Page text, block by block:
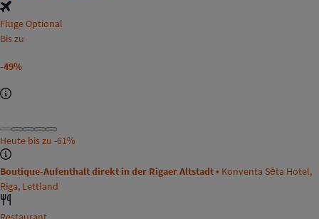
Flüge Optional
Bis zu
-49%
Heute bis zu -61%
Boutique-Aufenthalt direkt in der Rigaer Altstadt • Konventa Sēta Hotel,
Riga, Lettland